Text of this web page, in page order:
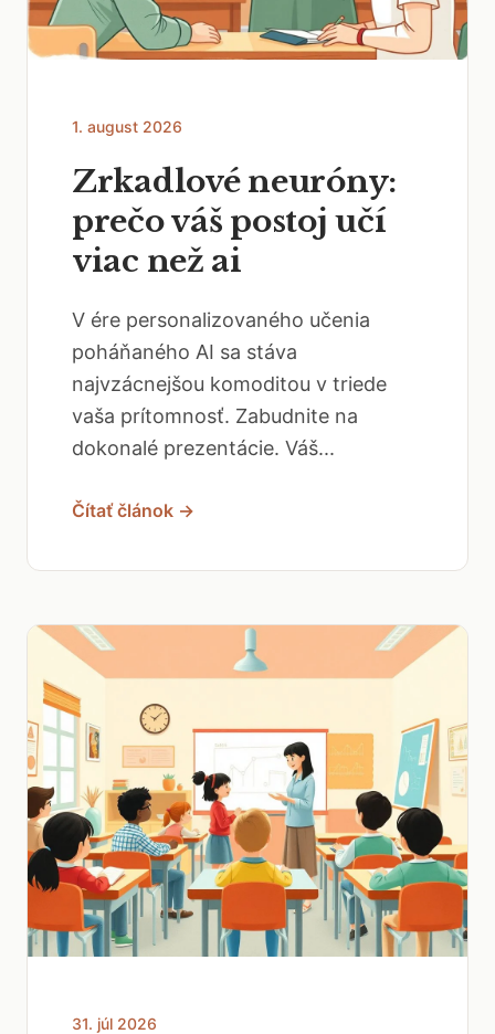
1. august 2026
Zrkadlové neuróny:
prečo váš postoj učí
viac než ai
V ére personalizovaného učenia
poháňaného AI sa stáva
najvzácnejšou komoditou v triede
vaša prítomnosť. Zabudnite na
dokonalé prezentácie. Váš...
Čítať článok →
31. júl 2026